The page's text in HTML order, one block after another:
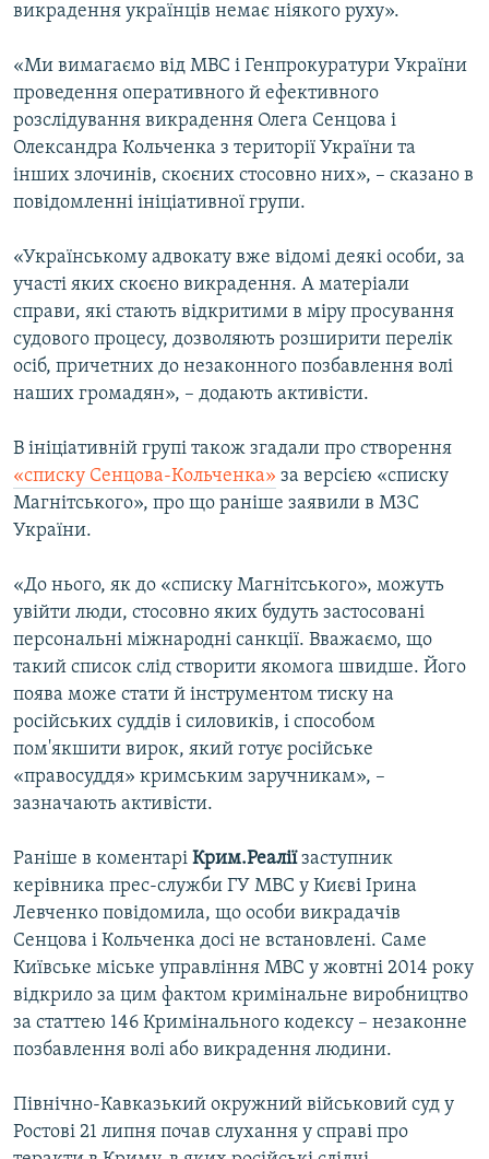
викрадення українців немає ніякого руху».
«Ми вимагаємо від МВС і Генпрокуратури України
проведення оперативного й ефективного
розслідування викрадення Олега Сенцова і
Олександра Кольченка з території України та
інших злочинів, скоєних стосовно них», – сказано в
повідомленні ініціативної групи.
«Українському адвокату вже відомі деякі особи, за
участі яких скоєно викрадення. А матеріали
справи, які стають відкритими в міру просування
судового процесу, дозволяють розширити перелік
осіб, причетних до незаконного позбавлення волі
наших громадян», – додають активісти.
В ініціативній групі також згадали про створення
«списку Сенцова-Кольченка» за версією «списку
Магнітського», про що раніше заявили в МЗС
України.
«До нього, як до «списку Магнітського», можуть
увійти люди, стосовно яких будуть застосовані
персональні міжнародні санкції. Вважаємо, що
такий список слід створити якомога швидше. Його
поява може стати й інструментом тиску на
російських суддів і силовиків, і способом
пом'якшити вирок, який готує російське
«правосуддя» кримським заручникам», –
зазначають активісти.
Раніше в коментарі Крим.Реаліїзаступник
керівника прес-служби ГУ МВС у Києві Ірина
Левченко повідомила, що особи викрадачів
Сенцова і Кольченка досі не встановлені. Саме
Київське міське управління МВС у жовтні 2014 року
відкрило за цим фактом кримінальне виробництво
за статтею 146 Кримінального кодексу – незаконне
позбавлення волі або викрадення людини.
Північно-Кавказький окружний військовий суд у
Ростові 21 липня почав слухання у справі про